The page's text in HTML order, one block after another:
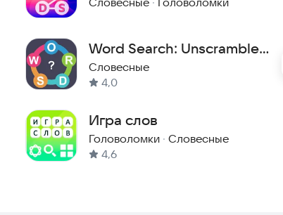
расслабиться, прокачать эрудицию и
уже наслаждаются этой игрой. Готовы ли вы
"Соедини слова" прямо сейчас и начните свое
Word Search: Unscramble
words
Словесные
4,0
Игра слов
Головоломки · Словесные
4,6